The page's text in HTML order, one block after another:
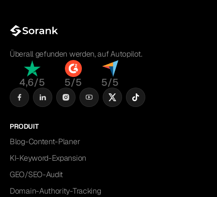
Überall gefunden werden, auf Autopilot.
4,6/5 5/5 5/5
PRODUIT
Blog-Content-Planer
KI-Keyword-Expansion
GEO/SEO-Audit
Domain-Authority-Tracking